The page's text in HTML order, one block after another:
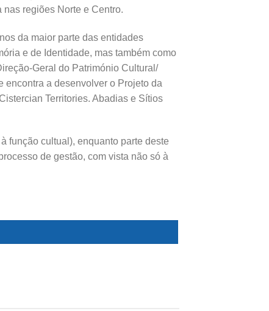
regiões Norte e Centro.
da maior parte das entidades
e de Identidade, mas também como
Geral do Património Cultural/
encontra a desenvolver o Projeto da
Territories. Abadias e Sítios
função cultual), enquanto parte deste
de gestão, com vista não só à